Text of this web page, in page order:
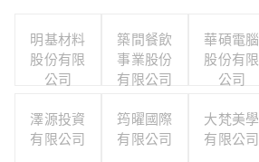
明基材料
股份有限
公司
築間餐飲
事業股份
有限公司
華碩電腦
股份有限
公司
澤源投資
有限公司
筠曜國際
有限公司
大梵美學
有限公司